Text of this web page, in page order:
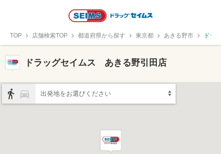
TOP 店舗検索TOP 都道府県から探す 東京都 あきる野市 ドラ
ドラッグセイムス あきる野引田店
出発地をお選びください